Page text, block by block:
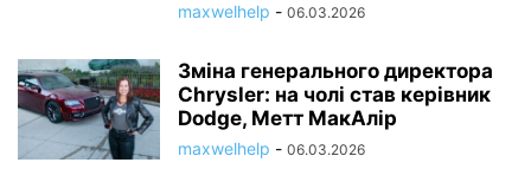
maxwelhelp - 06.03.2026
Зміна генерального директора
Chrysler: на чолі став керівник
Dodge, Метт МакАлір
maxwelhelp - 06.03.2026